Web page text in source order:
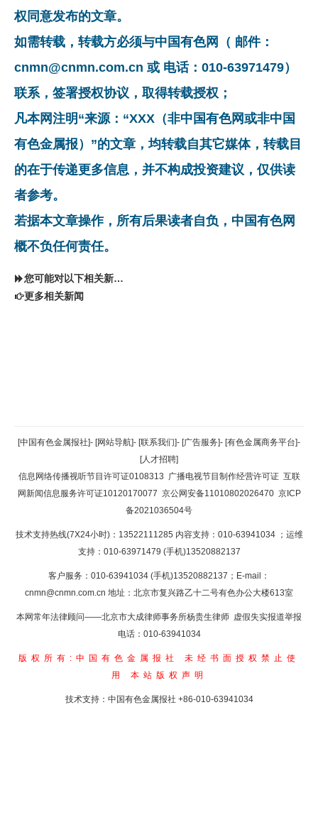
权同意发布的文章。
如需转载，转载方必须与中国有色网（ 邮件：
cnmn@cnmn.com.cn 或 电话：010-63971479）
联系，签署授权协议，取得转载授权；
凡本网注明“来源：“XXX（非中国有色网或非中国
有色金属报）”的文章，均转载自其它媒体，转载目
的在于传递更多信息，并不构成投资建议，仅供读
者参考。
若据本文章操作，所有后果读者自负，中国有色网
概不负任何责任。
您可能对以下相关新闻同样感兴趣
更多相关新闻
返回顶部
返回首页
[中国有色金属报社]- [网站导航]- [联系我们]- [广告服务]- [有色金属商务平台]-
[人才招聘]
信息网络传播视听节目许可证0108313 广播电视节目制作经营许可证 互联
网新闻信息服务许可证10120170077 京公网安备11010802026470 京ICP
备2021036504号
技术支持热线(7X24小时)：13522111285 内容支持：010-63941034 ；运维
支持：010-63971479 (手机)13520882137
客户服务：010-63941034 (手机)13520882137；E-mail：
cnmn@cnmn.com.cn 地址：北京市复兴路乙十二号有色办公大楼613室
本网常年法律顾问——北京市大成律师事务所杨贵生律师 虚假失实报道举报
电话：010-63941034
版权所有:中国有色金属报社
未经书面授权禁止使
用 本站版权声明
技术支持：中国有色金属报社 +86-010-63941034